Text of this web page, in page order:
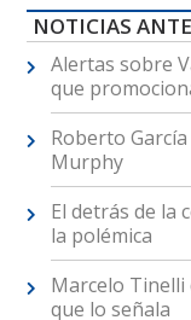
NOTICIAS
Alertas sobre
que
Roberto
Murphy
El detrás de la
la polémica
Marcelo Tinelli
que lo señala